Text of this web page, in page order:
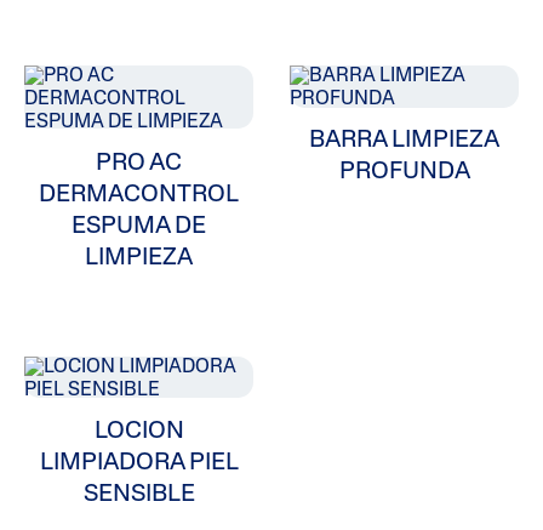
PRO AC
DERMACONTROL
ESPUMA DE
LIMPIEZA
BARRA LIMPIEZA
PROFUNDA
LOCION
LIMPIADORA PIEL
SENSIBLE